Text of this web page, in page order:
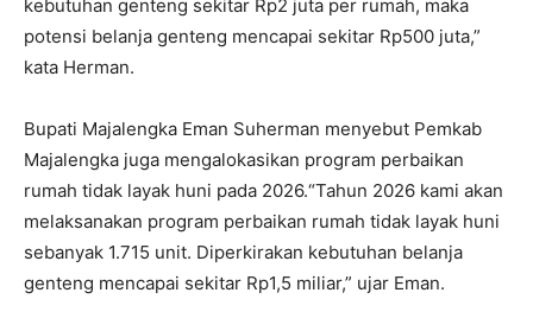
kebutuhan genteng sekitar Rp2 juta per rumah, maka
potensi belanja genteng mencapai sekitar Rp500 juta,”
kata Herman.
Bupati Majalengka Eman Suherman menyebut Pemkab
Majalengka juga mengalokasikan program perbaikan
rumah tidak layak huni pada 2026.“Tahun 2026 kami akan
melaksanakan program perbaikan rumah tidak layak huni
sebanyak 1.715 unit. Diperkirakan kebutuhan belanja
genteng mencapai sekitar Rp1,5 miliar,” ujar Eman.